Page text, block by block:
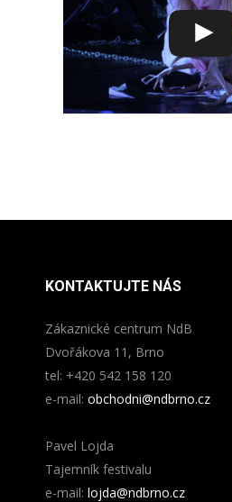
KONTAKTUJTE NÁS
Zákaznické centrum NdB
Dvořákova 11, Brno
tel: +420 542 158 120
e-mail: obchodni@ndbrno.cz
Pavel Lojda
Tajemník festivalu
e-mail: lojda@ndbrno.cz